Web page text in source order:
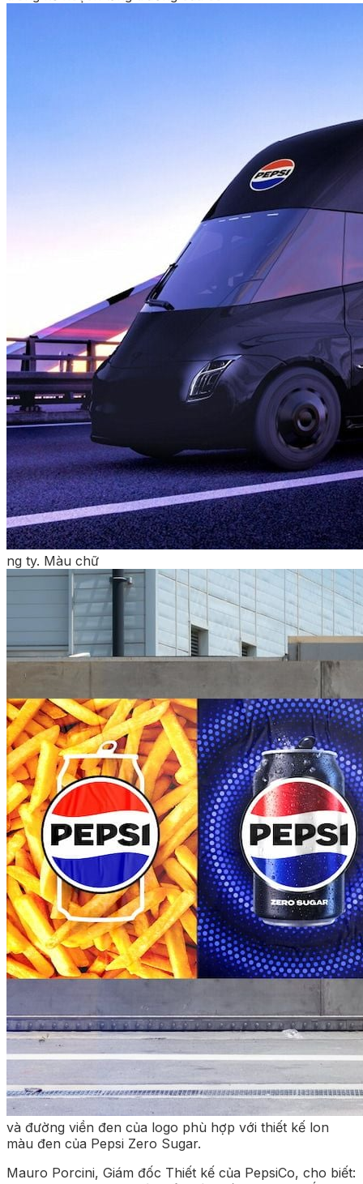
ng ty. Màu chữ
và đường viền đen của logo phù hợp với thiết kế lon
màu đen của Pepsi Zero Sugar.
Mauro Porcini, Giám đốc Thiết kế của PepsiCo, cho biết: